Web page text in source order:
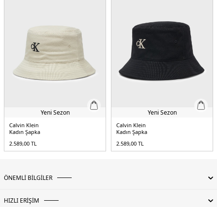
Yeni Sezon
Calvin Klein
Kadın Şapka
2.589,00 TL
Yeni Sezon
Calvin Klein
Kadın Şapka
2.589,00 TL
ÖNEMLİ BİLGİLER
HIZLI ERİŞİM